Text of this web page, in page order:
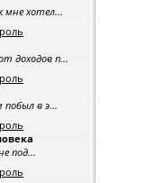
мне хотел...
доходов п...
в э...
под...